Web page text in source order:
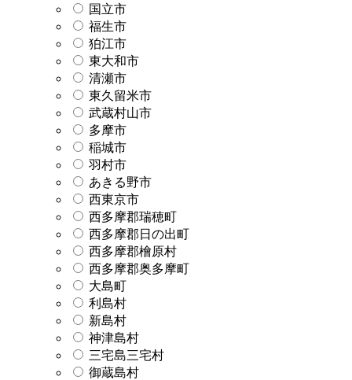
国立市
福生市
狛江市
東大和市
清瀬市
東久留米市
武蔵村山市
多摩市
稲城市
羽村市
あきる野市
西東京市
西多摩郡瑞穂町
西多摩郡日の出町
西多摩郡檜原村
西多摩郡奥多摩町
大島町
利島村
新島村
神津島村
三宅島三宅村
御蔵島村